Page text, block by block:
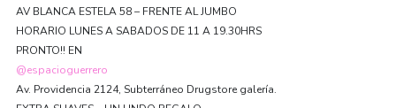
AV BLANCA ESTELA 58 – FRENTE AL JUMBO
HORARIO LUNES A SABADOS DE 11 A 19.30HRS
PRONTO!! EN
@espacioguerrero
Av. Providencia 2124, Subterráneo Drugstore galería.